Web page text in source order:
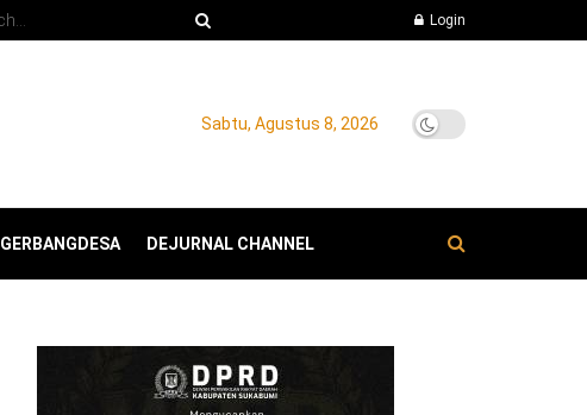
Login
Sabtu, Agustus 8, 2026
GERBANGDESA DEJURNAL CHANNEL